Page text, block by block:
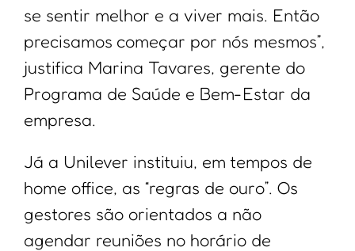
se sentir melhor e a viver mais. Então
precisamos começar por nós mesmos”,
justifica Marina Tavares, gerente do
Programa de Saúde e Bem-Estar da
empresa.
Já a Unilever instituiu, em tempos de
home office, as “regras de ouro”. Os
gestores são orientados a não
agendar reuniões no horário de